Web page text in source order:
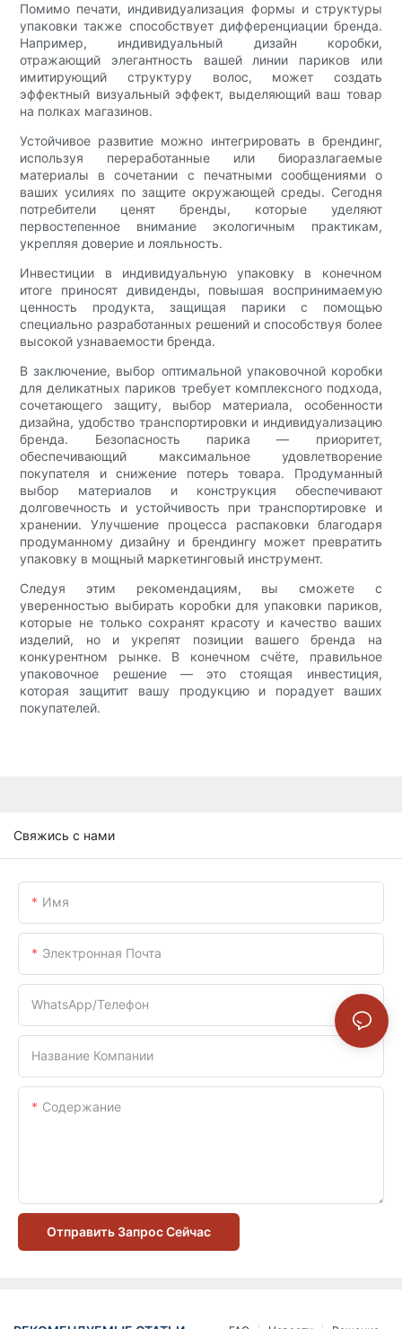
Помимо печати, индивидуализация формы и структуры
упаковки также способствует дифференциации бренда.
Например, индивидуальный дизайн коробки,
отражающий элегантность вашей линии париков или
имитирующий структуру волос, может создать
эффектный визуальный эффект, выделяющий ваш товар
на полках магазинов.
Устойчивое развитие можно интегрировать в брендинг,
используя переработанные или биоразлагаемые
материалы в сочетании с печатными сообщениями о
ваших усилиях по защите окружающей среды. Сегодня
потребители ценят бренды, которые уделяют
первостепенное внимание экологичным практикам,
укрепляя доверие и лояльность.
Инвестиции в индивидуальную упаковку в конечном
итоге приносят дивиденды, повышая воспринимаемую
ценность продукта, защищая парики с помощью
специально разработанных решений и способствуя более
высокой узнаваемости бренда.
В заключение, выбор оптимальной упаковочной коробки
для деликатных париков требует комплексного подхода,
сочетающего защиту, выбор материала, особенности
дизайна, удобство транспортировки и индивидуализацию
бренда. Безопасность парика — приоритет,
обеспечивающий максимальное удовлетворение
покупателя и снижение потерь товара. Продуманный
выбор материалов и конструкция обеспечивают
долговечность и устойчивость при транспортировке и
хранении. Улучшение процесса распаковки благодаря
продуманному дизайну и брендингу может превратить
упаковку в мощный маркетинговый инструмент.
Следуя этим рекомендациям, вы сможете с
уверенностью выбирать коробки для упаковки париков,
которые не только сохранят красоту и качество ваших
изделий, но и укрепят позиции вашего бренда на
конкурентном рынке. В конечном счёте, правильное
упаковочное решение — это стоящая инвестиция,
которая защитит вашу продукцию и порадует ваших
покупателей.
Свяжись с нами
Имя
Электронная Почта
WhatsApp/телефон
Название Компании
Содержание
Отправить Запрос Сейчас